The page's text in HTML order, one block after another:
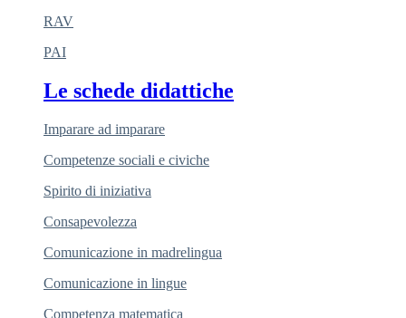
RAV
PAI
Le schede didattiche
Imparare ad imparare
Competenze sociali e civiche
Spirito di iniziativa
Consapevolezza
Comunicazione in madrelingua
Comunicazione in lingue
Competenza matematica